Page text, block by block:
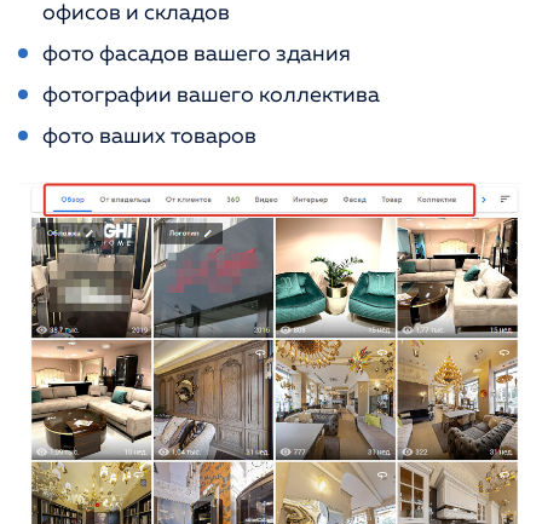
офисов и складов
фото фасадов вашего здания
фотографии вашего коллектива
фото ваших товаров